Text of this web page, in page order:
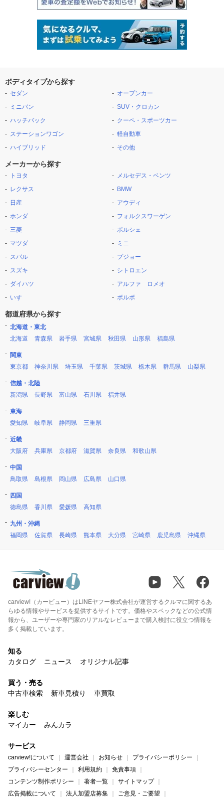
ボディタイプから探す
セダン
ミニバン
ハッチバック
ステーションワゴン
ハイブリッド
オープンカー
SUV・クロカン
クーペ・スポーツカー
軽自動車
その他
メーカーから探す
トヨタ
レクサス
日産
ホンダ
三菱
マツダ
スバル
スズキ
ダイハツ
いすゞ
メルセデス・ベンツ
BMW
アウディ
フォルクスワーゲン
ポルシェ
ミニ
プジョー
シトロエン
アルファ ロメオ
ボルボ
都道府県から探す
北海道・東北
北海道
青森県 岩手県 宮城県 秋田県 山形県 福島県
関東
東京都
神奈川県 埼玉県 千葉県 茨城県 栃木県 群馬県 山梨県
信越・北陸
新潟県
長野県 富山県 石川県 福井県
東海
愛知県
岐阜県 静岡県 三重県
近畿
大阪府
兵庫県 京都府 滋賀県 奈良県 和歌山県
中国
鳥取県
島根県 岡山県 広島県 山口県
四国
徳島県
香川県 愛媛県 高知県
九州・沖縄
福岡県
佐賀県 長崎県 熊本県 大分県 宮崎県 鹿児島県 沖縄県
carview!（カービュー）はLINEヤフー株式会社が運営するクルマに関するあ
らゆる情報やサービスを提供するサイトです。価格やスペックなどの公式情
報から、ユーザーや専門家のリアルなレビューまで購入検討に役立つ情報を
多く掲載しています。
知る
カタログ
ニュース オリジナル記事
買う・売る
中古車検索
新車見積り 車買取
楽しむ
マイカー
みんカラ
サービス
carview!について 運営会社 お知らせ
プライバシーポリシー
プライバシーセンター
利用規約
免責事項
コンテンツ制作ポリシー
著者一覧
サイトマップ
広告掲載について
法人加盟店募集 ご意見・ご要望